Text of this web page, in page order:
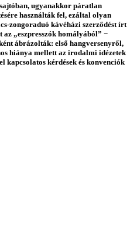
ugyanakkor páratlan
használták fel, ezáltal olyan
zongoraduó kávéházi szerződést írt
„eszpresszók homályából” −
ábrázolták: első hangversenyről,
hiánya mellett az irodalmi idézetek
kapcsolatos kérdések és konvenciók